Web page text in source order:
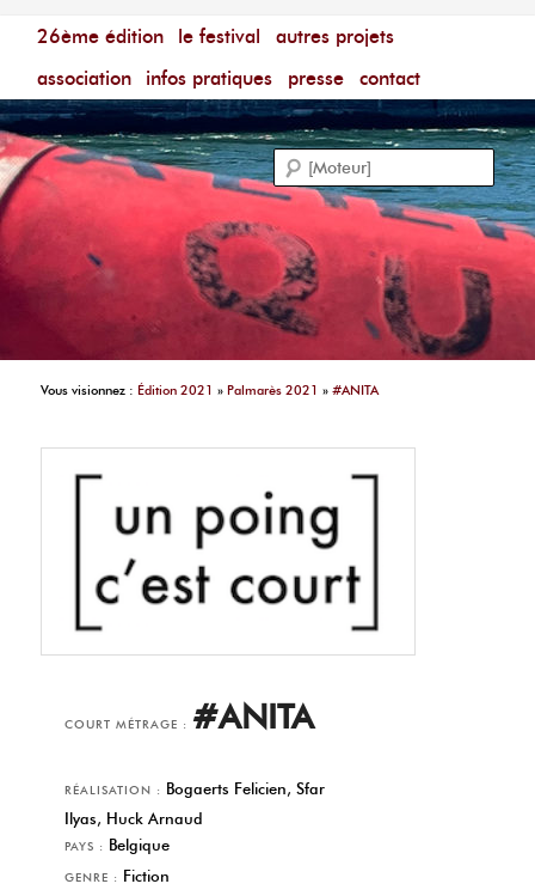
Menu principal
aller au contenu principal
aller au contenu secondaire
26ème édition le festival
autres projets
association
infos pratiques presse contact
Festival du Film Court Francophone – [Un poing c'est
Vous visionnez :Édition 2021 »Palmarès 2021 »#ANITA
COURT MÉTRAGE : #ANITA
RÉALISATION : Bogaerts Felicien, Sfar
Ilyas, Huck Arnaud
PAYS : Belgique
GENRE : Fiction